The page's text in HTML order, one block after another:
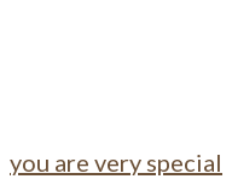
you are very special